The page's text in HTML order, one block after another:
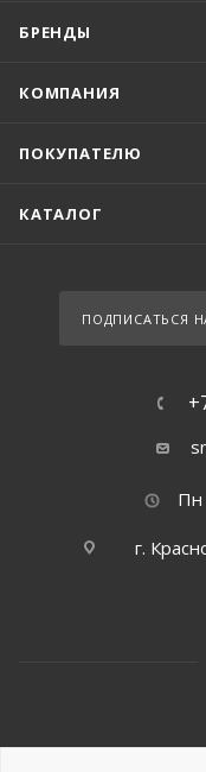
БРЕНДЫ
КОМПАНИЯ
ПОКУПАТЕЛЮ
КАТАЛОГ
ПОДПИСАТЬСЯ
Пн
г.